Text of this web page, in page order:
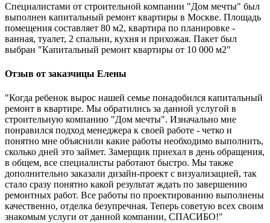
Специалистами от строительной компании "Дом мечты" был
выполнен капитальный ремонт квартиры в Москве. Площадь
помещения составляет 80 м2, квартира по планировке -
ванная, туалет, 2 спальни, кухня и прихожая. Пакет был
выбран "Капитальный ремонт квартиры от 10 000 м2"
Отзыв от заказчицы Елены
"Когда ребенок вырос нашей семье понадобился капитальный
ремонт в квартире. Мы обратились за данной услугой в
строительную компанию "Дом мечты". Изначально мне
понравился подход менеджера к своей работе - четко и
понятно мне объяснили какие работы необходимо выполнить,
сколько дней это займет. Замерщик приехал в день обращения,
в общем, все специалисты работают быстро. Мы также
дополнительно заказали дизайн-проект с визуализацией, так
стало сразу понятно какой результат ждать по завершению
ремонтных работ. Все работы по проектированию выполнены
качественно, отделка безупречная. Теперь советую всех своим
знакомым услуги от данной компании, СПАСИБО!"